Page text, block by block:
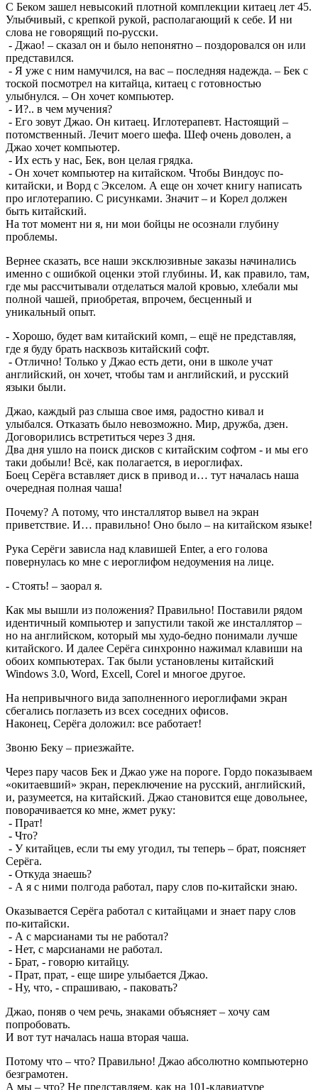
С Беком зашел невысокий плотной комплекции китаец лет 45.
Улыбчивый, с крепкой рукой, располагающий к себе. И ни
слова не говорящий по-русски.
- Джао! – сказал он и было непонятно – поздоровался он или
представился.
- Я уже с ним намучился, на вас – последняя надежда. – Бек с
тоской посмотрел на китайца, китаец с готовностью
улыбнулся. – Он хочет компьютер.
- И?.. в чем мучения?
- Его зовут Джао. Он китаец. Иглотерапевт. Настоящий –
потомственный. Лечит моего шефа. Шеф очень доволен, а
Джао хочет компьютер.
- Их есть у нас, Бек, вон целая грядка.
- Он хочет компьютер на китайском. Чтобы Виндоус по-
китайски, и Ворд с Экселом. А еще он хочет книгу написать
про иглотерапию. С рисунками. Значит – и Корел должен
быть китайский.
На тот момент ни я, ни мои бойцы не осознали глубину
проблемы.
Вернее сказать, все наши эксклюзивные заказы начинались
именно с ошибкой оценки этой глубины. И, как правило, там,
где мы рассчитывали отделаться малой кровью, хлебали мы
полной чашей, приобретая, впрочем, бесценный и
уникальный опыт.
- Хорошо, будет вам китайский комп, – ещё не представляя,
где я буду брать насквозь китайский софт.
- Отлично! Только у Джао есть дети, они в школе учат
английский, он хочет, чтобы там и английский, и русский
языки были.
Джао, каждый раз слыша свое имя, радостно кивал и
улыбался. Отказать было невозможно. Мир, дружба, дзен.
Договорились встретиться через 3 дня.
Два дня ушло на поиск дисков с китайским софтом - и мы его
таки добыли! Всё, как полагается, в иероглифах.
Боец Серёга вставляет диск в привод и… тут началась наша
очередная полная чаша!
Почему? А потому, что инсталлятор вывел на экран
приветствие. И… правильно! Оно было – на китайском языке!
Рука Серёги зависла над клавишей Enter, а его голова
повернулась ко мне с иероглифом недоумения на лице.
- Стоять! – заорал я.
Как мы вышли из положения? Правильно! Поставили рядом
идентичный компьютер и запустили такой же инсталлятор –
но на английском, который мы худо-бедно понимали лучше
китайского. И далее Серёга синхронно нажимал клавиши на
обоих компьютерах. Так были установлены китайский
Windows 3.0, Word, Excell, Corel и многое другое.
На непривычного вида заполненного иероглифами экран
сбегались поглазеть из всех соседних офисов.
Наконец, Серёга доложил: все работает!
Звоню Беку – приезжайте.
Через пару часов Бек и Джао уже на пороге. Гордо показываем
«окитаевший» экран, переключение на русский, английский,
и, разумеется, на китайский. Джао становится еще довольнее,
поворачивается ко мне, жмет руку:
- Прат!
- Что?
- У китайцев, если ты ему угодил, ты теперь – брат, поясняет
Серёга.
- Откуда знаешь?
- А я с ними полгода работал, пару слов по-китайски знаю.
Оказывается Серёга работал с китайцами и знает пару слов
по-китайски.
- А с марсианами ты не работал?
- Нет, с марсианами не работал.
- Брат, - говорю китайцу.
- Прат, прат, - еще шире улыбается Джао.
- Ну, что, - спрашиваю, - паковать?
Джао, поняв о чем речь, знаками объясняет – хочу сам
попробовать.
И вот тут началась наша вторая чаша.
Потому что – что? Правильно! Джао абсолютно компьютерно
безграмотен.
А мы – что? Не представляем, как на 101-клавиатуре